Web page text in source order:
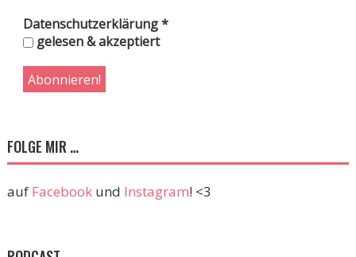
Datenschutzerklärung*
gelesen & akzeptiert
FOLGE MIR …
auf Facebookund Instagram! <3